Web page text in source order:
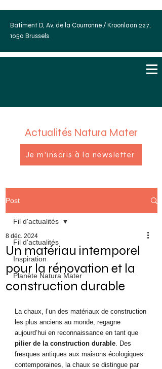
Batiment D, Av. de la Courronne / Kroonlaan 227,
1050 Brussels
Actualités Natura Mater
Je m'inscris à la newsletter
Post
Fil d'actualités
Inspiration
Planète Natura Mater
Fil d'actualités
Un matériau intemporel
pour la rénovation et la
construction durable
8 déc. 2024
La chaux, l’un des matériaux de construction
les plus anciens au monde, regagne
aujourd’hui en reconnaissance en tant que
pilier de la construction durable. Des
fresques antiques aux maisons écologiques
contemporaines, la chaux se distingue par